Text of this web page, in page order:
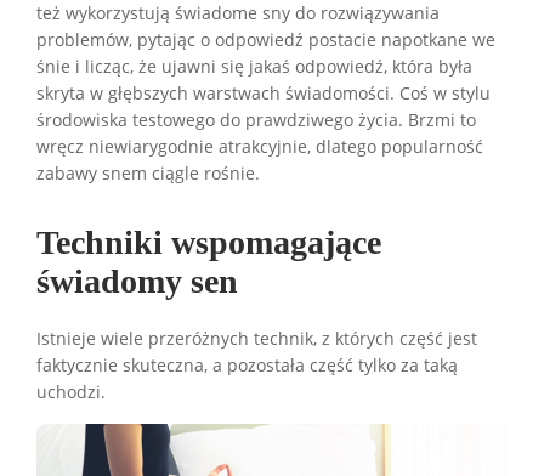
też wykorzystują świadome sny do rozwiązywania
problemów, pytając o odpowiedź postacie napotkane we
śnie i licząc, że ujawni się jakaś odpowiedź, która była
skryta w głębszych warstwach świadomości. Coś w stylu
środowiska testowego do prawdziwego życia. Brzmi to
wręcz niewiarygodnie atrakcyjnie, dlatego popularność
zabawy snem ciągle rośnie.
Techniki wspomagające
świadomy sen
Istnieje wiele przeróżnych technik, z których część jest
faktycznie skuteczna, a pozostała część tylko za taką
uchodzi.